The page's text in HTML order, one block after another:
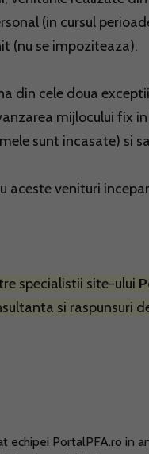
(in cursul
(nu se impoziteaza).
din cele doua
mijlocului fix in
sunt incasate) si
aceste venituri
specialistii site-ului
si raspunsuri
echipei PortalPFA.ro in